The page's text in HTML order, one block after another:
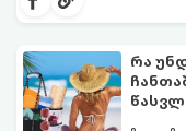
რა